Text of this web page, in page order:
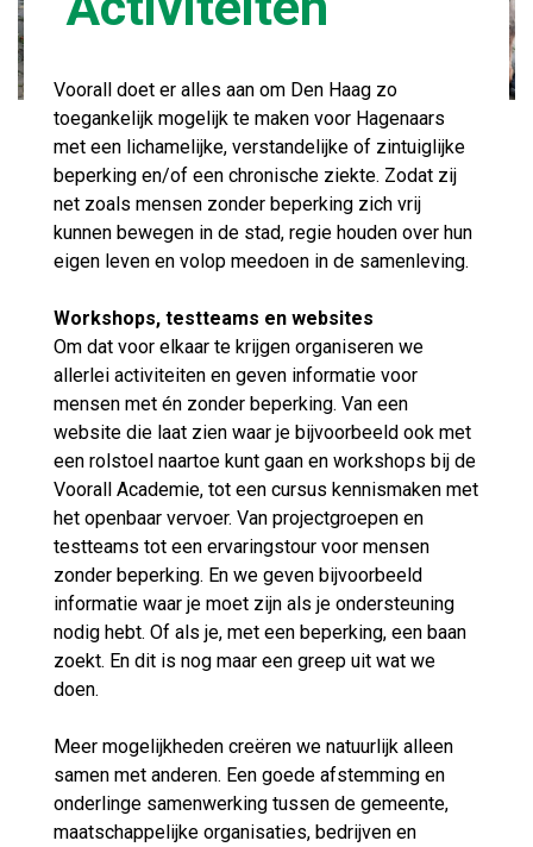
Voorall doet er alles aan om Den Haag zo
toegankelijk mogelijk te maken voor Hagenaars
met een lichamelijke, verstandelijke of zintuiglijke
beperking en/of een chronische ziekte. Zodat zij
net zoals mensen zonder beperking zich vrij
kunnen bewegen in de stad, regie houden over hun
eigen leven en volop meedoen in de samenleving.
Workshops, testteams en websites
Om dat voor elkaar te krijgen organiseren we
allerlei activiteiten en geven informatie voor
mensen met én zonder beperking. Van een
website die laat zien waar je bijvoorbeeld ook met
een rolstoel naartoe kunt gaan en workshops bij de
Voorall Academie, tot een cursus kennismaken met
het openbaar vervoer. Van projectgroepen en
testteams tot een ervaringstour voor mensen
zonder beperking. En we geven bijvoorbeeld
informatie waar je moet zijn als je ondersteuning
nodig hebt. Of als je, met een beperking, een baan
zoekt. En dit is nog maar een greep uit wat we
doen.
Meer mogelijkheden creëren we natuurlijk alleen
samen met anderen. Een goede afstemming en
onderlinge samenwerking tussen de gemeente,
maatschappelijke organisaties, bedrijven en